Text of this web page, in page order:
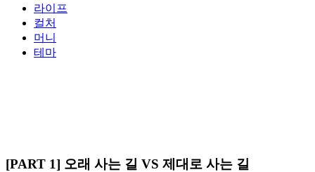
라이프
컬처
머니
테마
[PART 1] 오래 사는 길 VS 제대로 사는 길